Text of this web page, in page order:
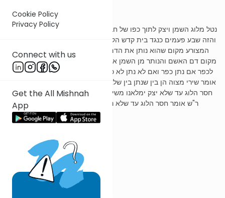
Cookie Policy
Privacy Policy
Connect with us
Get the All Mishnah
App
נטל מלוג השמן ויצק לתוך כפו של חברו ואם יצק לתוך כף עצמו יצא טבל
והזה שבע פעמים כנגד בית קדש הקדשים על כל הזיה טבילה בא לו אצל
המצורע מקום שהוא נותן את הדם שם הוא נותן את השמן שנאמר על
מקום דם האשם והנותר מן השמן אשר על כף הכהן יתן על ראש המטהר
לכפר אם נתן כפר ואם לא נתן לא כפר דברי רבי עקיבא רבי יוחנן בן נורי
אומר שירי מצוה הן בין שנתן בין שלא נתן כפר ומעלין עליו כאילו לא כפר
חסר הלוג עד שלא יצק ימלאנו משיצק יביא אחר בתחלה דברי ר' עקיבא
ר"ש אומר חסר הלוג עד שלא נתן ימלאנו משנתן יביא אחר בתחלה
ר' עובדיה מברטנורא
נטל מלוג השמן